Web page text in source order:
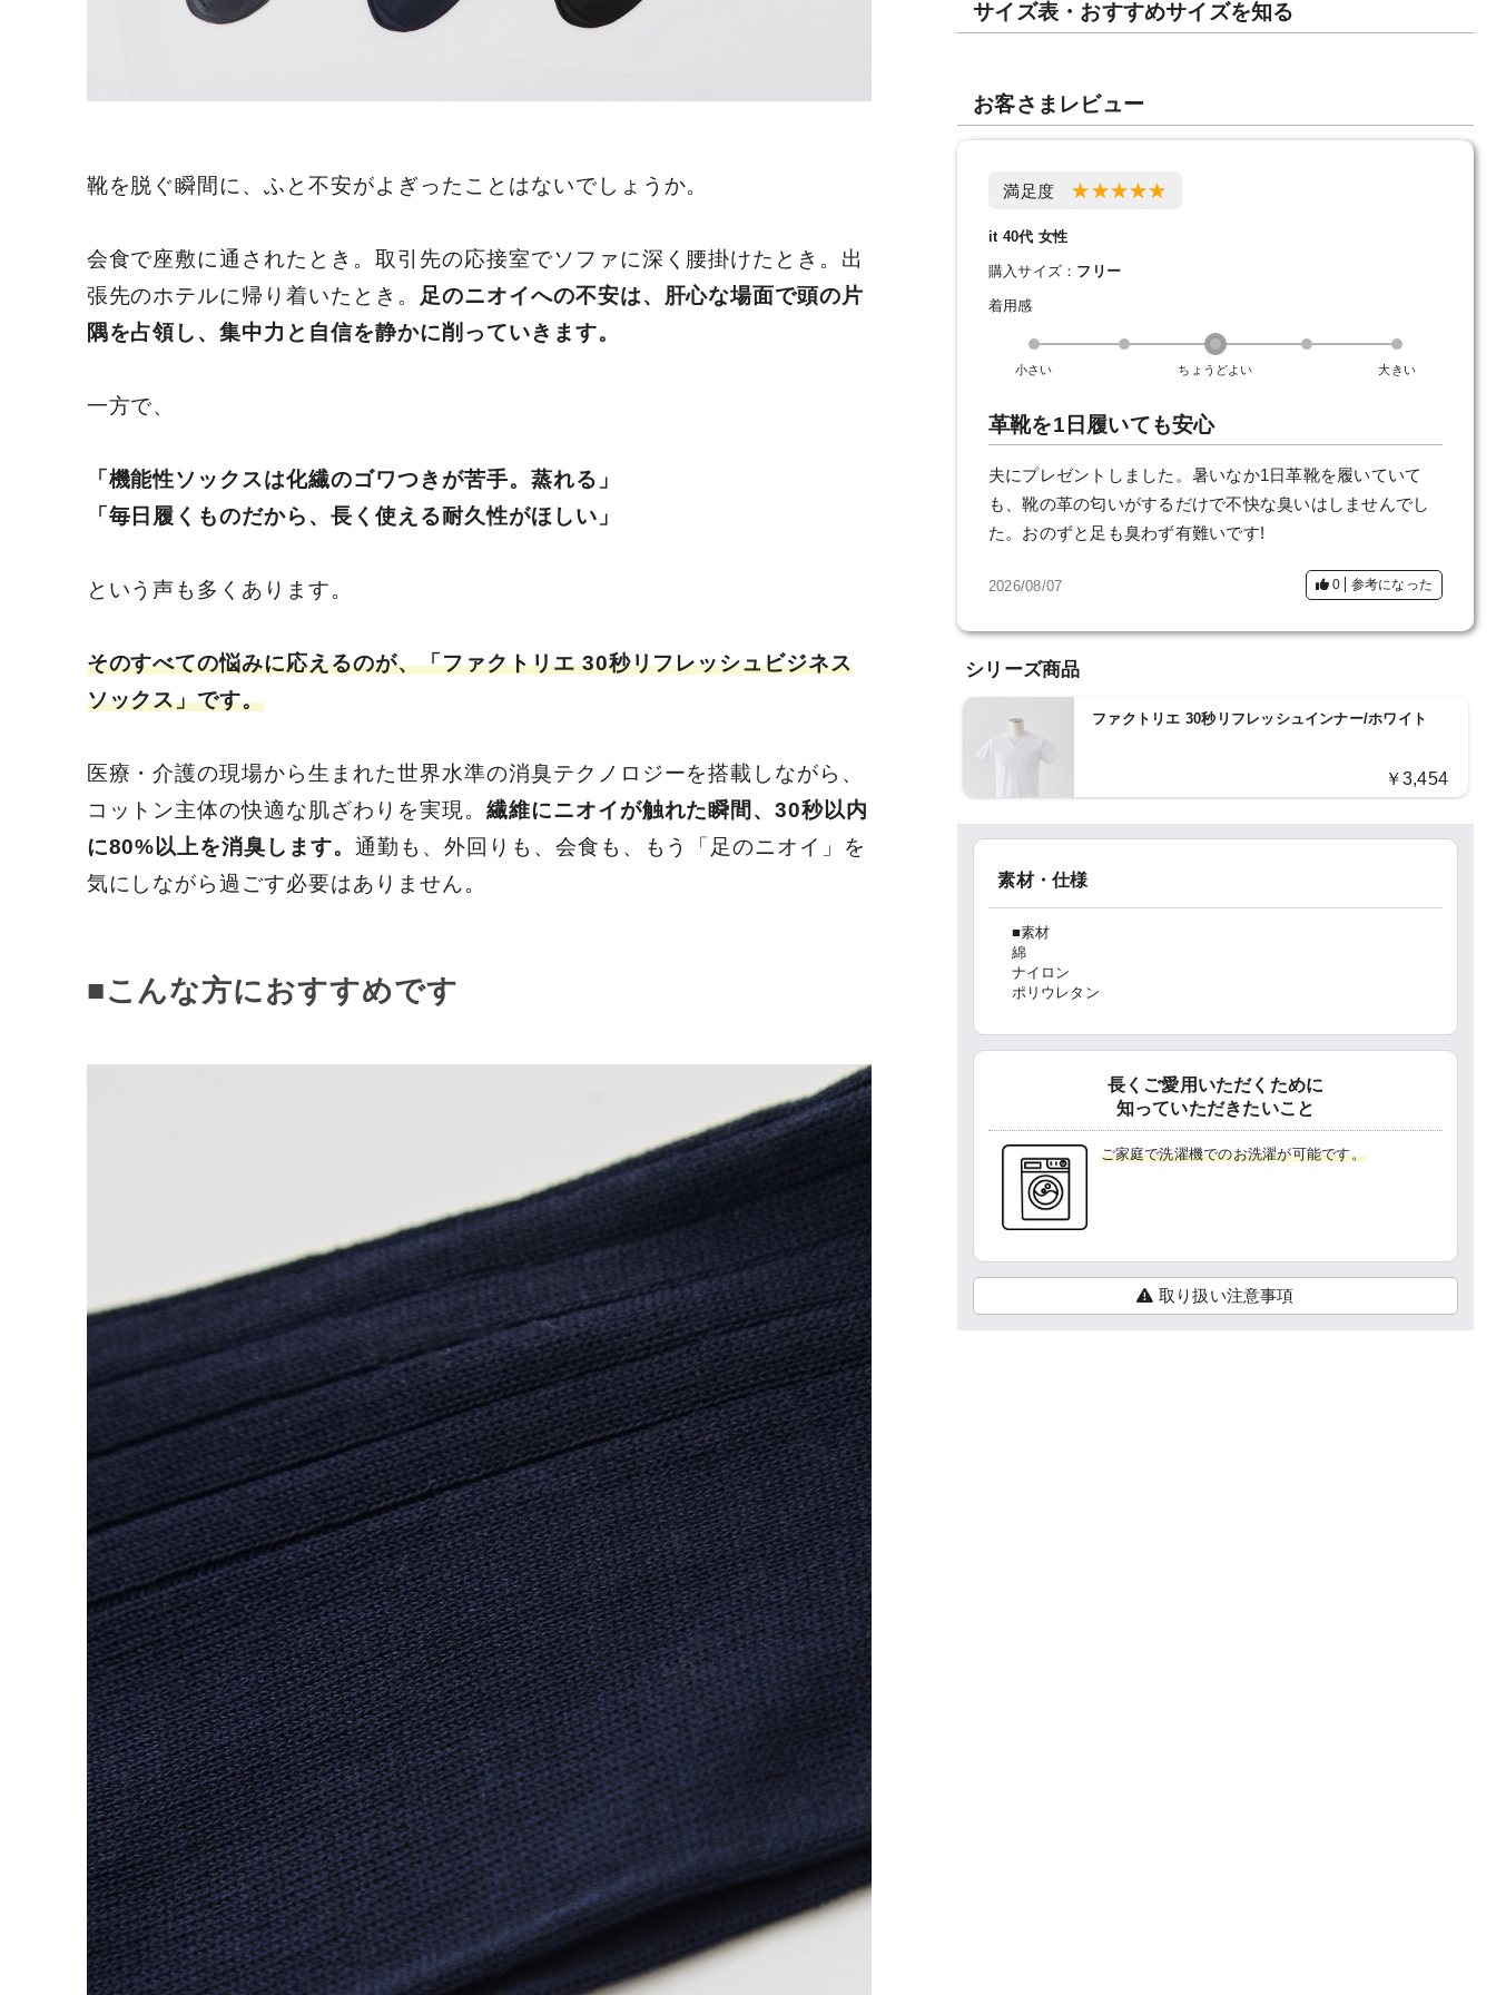
サイズ表・おすすめサイズを知る
お客さまレビュー
満足度
it 40代 女性
購入サイズ： フリー
着用感
小さい ちょうどよい 大きい
革靴を1日履いても安心
夫にプレゼントしました。暑いなか1日革靴を履いていて
も、靴の革の匂いがするだけで不快な臭いはしませんでし
た。おのずと足も臭わず有難いです!
2026/08/07 0 参考になった
シリーズ商品
ファクトリエ 30秒リフレッシュインナー/ホワイト
￥3,454
素材・仕様
■素材
綿
ナイロン
ポリウレタン
長くご愛用いただくために
知っていただきたいこと
ご家庭で洗濯機でのお洗濯が可能です。
取り扱い注意事項
靴を脱ぐ瞬間に、ふと不安がよぎったことはないでしょうか。
会食で座敷に通されたとき。取引先の応接室でソファに深く腰掛けたとき。出
張先のホテルに帰り着いたとき。 足のニオイへの不安は、肝心な場面で頭の片
隅を占領し、集中力と自信を静かに削っていきます。
一方で、
「機能性ソックスは化繊のゴワつきが苦手。蒸れる」
「毎日履くものだから、長く使える耐久性がほしい」
という声も多くあります。
そのすべての悩みに応えるのが、「ファクトリエ 30秒リフレッシュビジネス
ソックス」です。
医療・介護の現場から生まれた世界水準の消臭テクノロジーを搭載しながら、
コットン主体の快適な肌ざわりを実現。 繊維にニオイが触れた瞬間、30秒以内
に80%以上を消臭します。通勤も、外回りも、会食も、もう「足のニオイ」を
気にしながら過ごす必要はありません。
■こんな方におすすめです